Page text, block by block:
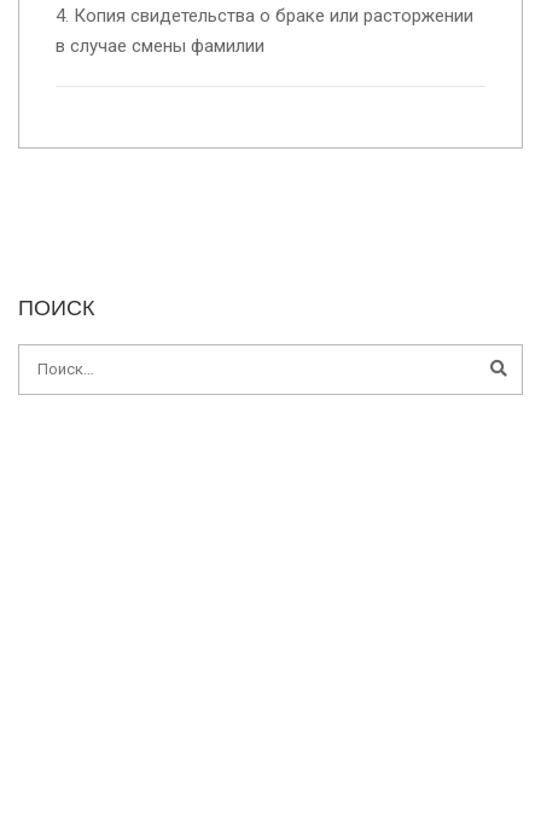
4. Копия свидетельства о браке или расторжении
в случае смены фамилии
ПОИСК